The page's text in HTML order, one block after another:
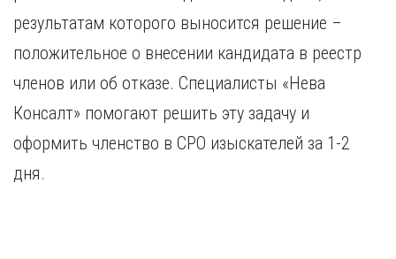
результатам которого выносится решение –
положительное о внесении кандидата в реестр
членов или об отказе. Специалисты «Нева
Консалт» помогают решить эту задачу и
оформить членство в СРО изыскателей за 1-2
дня.